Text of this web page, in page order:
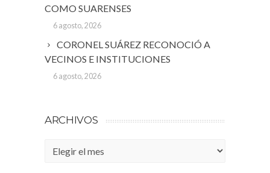
COMO SUARENSES
6 agosto, 2026
CORONEL SUÁREZ RECONOCIÓ A
VECINOS E INSTITUCIONES
6 agosto, 2026
ARCHIVOS
Archivos